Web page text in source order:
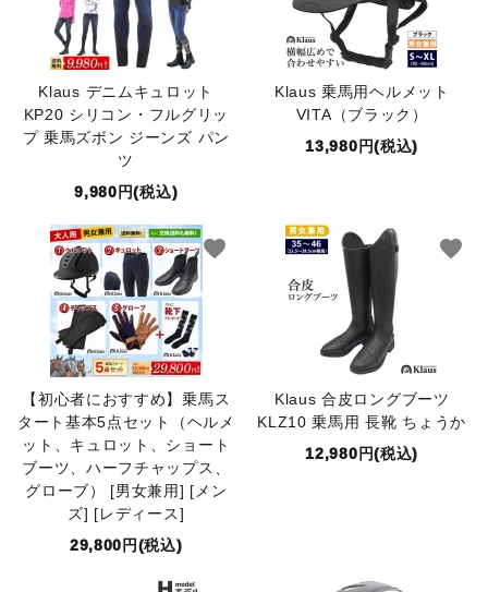
Klaus デニムキュロット
KP20 シリコン・フルグリッ
プ 乗馬ズボン ジーンズ パン
ツ
9,980円(税込)
Klaus 乗馬用ヘルメット
VITA（ブラック）
13,980円(税込)
【初心者におすすめ】乗馬ス
タート基本5点セット（ヘルメ
ット、キュロット、ショート
ブーツ、ハーフチャップス、
グローブ） [男女兼用] [メン
ズ] [レディース]
29,800円(税込)
favorite
Klaus 合皮ロングブーツ
KLZ10 乗馬用 長靴 ちょうか
12,980円(税込)
favorite